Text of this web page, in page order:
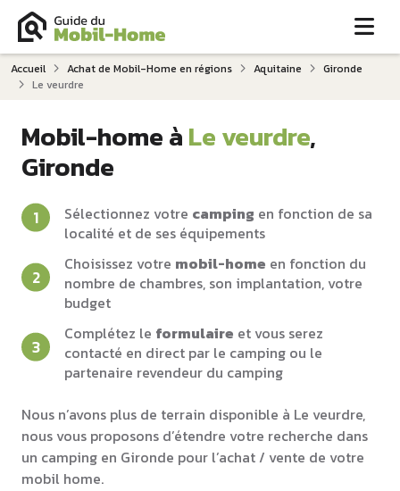
Accueil Achat de Mobil-Home en régions Aquitaine
Gironde
Le veurdre
Mobil-home àLe veurdre,
Gironde
Sélectionnez votre camping en fonction de sa
localité et de ses équipements
Choisissez votre mobil-home en fonction du
nombre de chambres, son implantation, votre
budget
Complétez le formulaire et vous serez
contacté en direct par le camping ou le
partenaire revendeur du camping
Nous n’avons plus de terrain disponible à Le veurdre,
nous vous proposons d’étendre votre recherche dans
un camping en Gironde pour l’achat / vente de votre
mobil home.